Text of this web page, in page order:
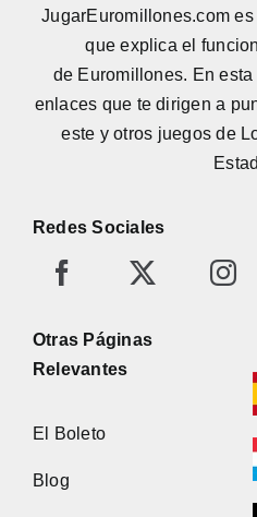
JugarEuromillones.com
que explica el
de Euromillones. En
enlaces que te dirigen a
este y otros juegos de
Redes Sociales
Otras Páginas
Relevantes
El Boleto
Blog